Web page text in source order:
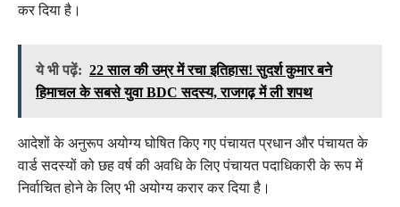
कर दिया है।
ये भी पढ़ें: 22 साल की उम्र में रचा इतिहास! सुदर्श कुमार बने
हिमाचल के सबसे युवा BDC सदस्य, राजगढ़ में ली शपथ
आदेशों के अनुरूप अयोग्य घोषित किए गए पंचायत प्रधान और पंचायत के
वार्ड सदस्यों को छह वर्ष की अवधि के लिए पंचायत पदाधिकारी के रूप में
निर्वाचित होने के लिए भी अयोग्य करार कर दिया है।